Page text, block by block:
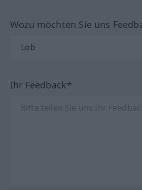
Wozu möchten Sie uns
Ihr Feedback*